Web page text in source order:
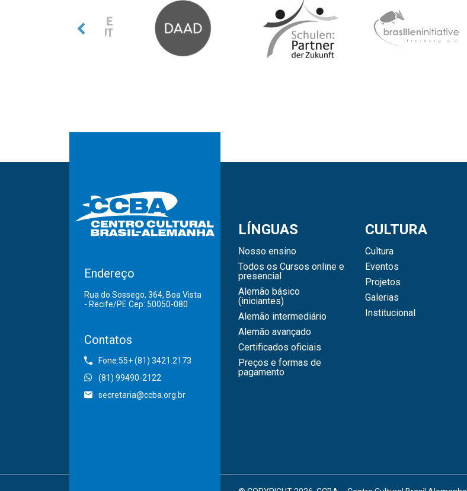
Endereço
Rua do Sossego, 364, Boa Vista
- Recife/PE Cep: 50050-080
Contatos
Fone:55+ (81) 3421.2173
(81) 99490-2122
secretaria@ccba.org.br
LÍNGUAS
Nosso ensino
Todos os Cursos online e
presencial
Alemão básico
(iniciantes)
Alemão intermediário
Alemão avançado
Certificados oficiais
Preços e formas de
pagamento
CULTURA
Cultura
Eventos
Projetos
Galerias
Institucional